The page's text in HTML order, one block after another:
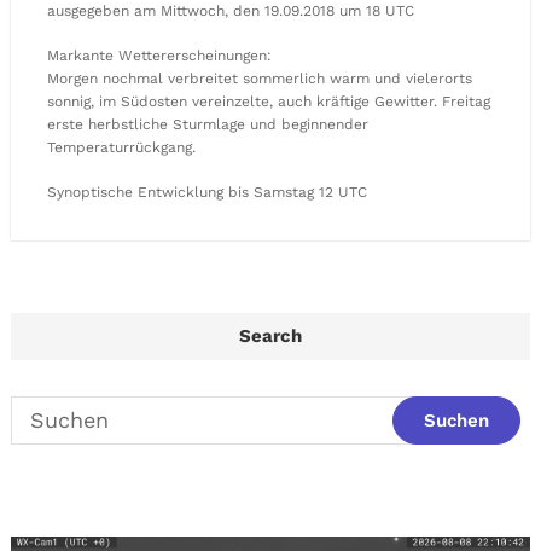
ausgegeben am Mittwoch, den 19.09.2018 um 18 UTC
Markante Wettererscheinungen:
Morgen nochmal verbreitet sommerlich warm und vielerorts
sonnig, im Südosten vereinzelte, auch kräftige Gewitter. Freitag
erste herbstliche Sturmlage und beginnender
Temperaturrückgang.
Synoptische Entwicklung bis Samstag 12 UTC
Search